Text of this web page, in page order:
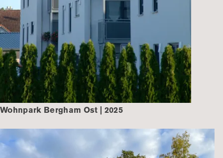
Wohnpark Bergham Ost | 2025